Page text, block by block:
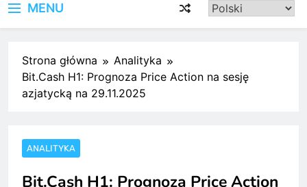
MENU
Strona główna
Analityka
Bit.Cash H1: Prognoza Price Action na sesję
azjatycką na 29.11.2025
ANALITYKA
Bit.Cash H1: Prognoza Price Action